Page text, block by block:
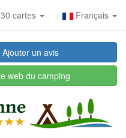
30 cartes Français
Ajouter un avis
web du camping